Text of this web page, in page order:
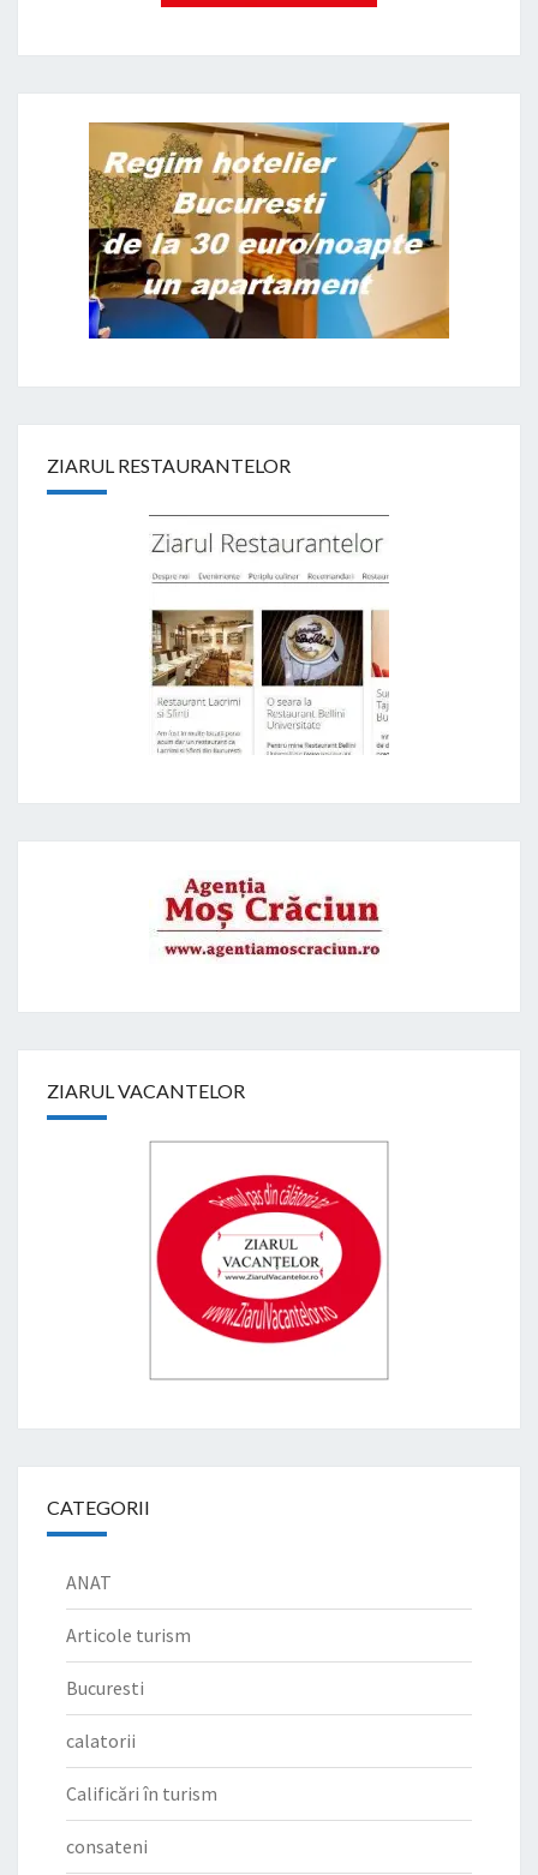
ZIARUL RESTAURANTELOR
ZIARUL VACANTELOR
CATEGORII
ANAT
Articole turism
Bucuresti
calatorii
Calificări în turism
consateni